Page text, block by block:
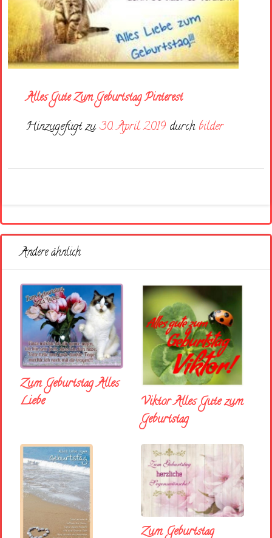
Alles Gute Zum Geburtstag Pinterest
Hinzugefügt zu30. April 2019 durch bilder
Andere ähnlich
Zum Geburtstag Alles
Liebe
Viktor Alles Gute zum
Geburtstag
Zum Geburtstag